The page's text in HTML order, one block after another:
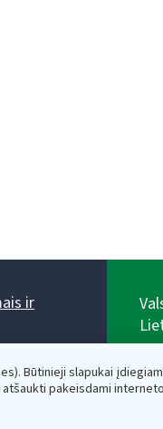
Būtinieji slapukai
pakeisdami
ir
12.00 val.